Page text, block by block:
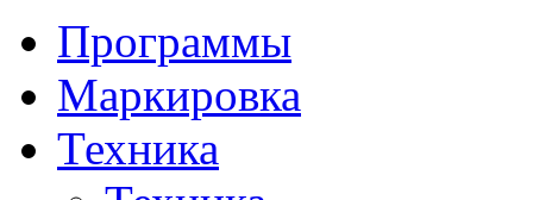
Программы
Маркировка
Техника